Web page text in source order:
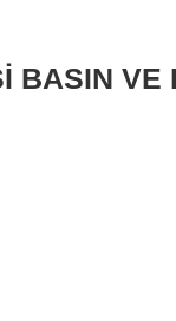
BASIN VE